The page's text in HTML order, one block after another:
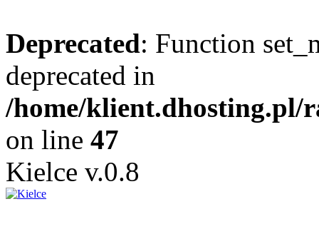
Deprecated: Function
deprecated in
/home/klient.dhosting.pl/
on line 47
Kielce v.0.8